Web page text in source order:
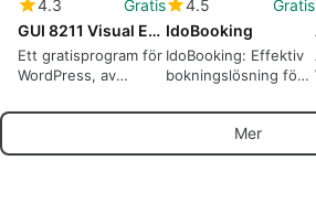
4.3
Gratis
GUI 8211 Visual Editor
Ett gratisprogram för
WordPress, av
4.5
Gratis
IdoBooking
IdoBooking: Effektiv
bokningslösning för
Mer